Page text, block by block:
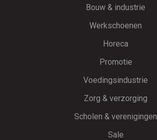
Bouw & industrie
Werkschoenen
Horeca
Promotie
Voedingsindustrie
Zorg & verzorging
Scholen & verenigingen
Sale